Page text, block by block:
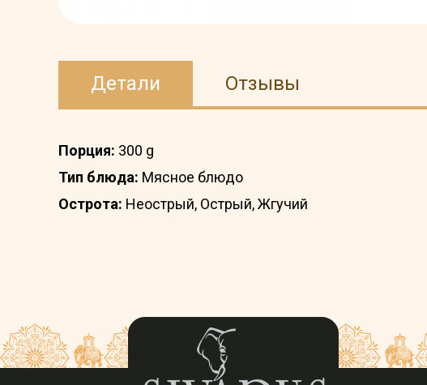
Детали Отзывы
Порция: 300 g
Тип блюда: Мясное блюдо
Острота: Неострый, Острый, Жгучий